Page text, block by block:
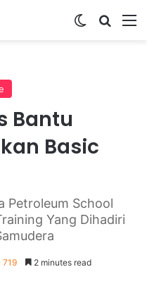
Switch skin
Bantu
Basic
Petroleum School
Yang Dihadiri
719 2 minutes read